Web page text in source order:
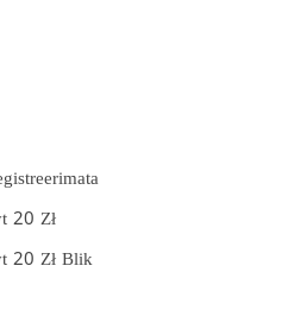
20 Zł
20 Zł Blik